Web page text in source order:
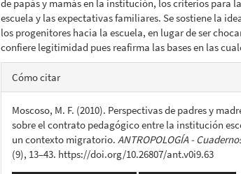
de papás y mamás en la institución, los criterios para
escuela y las expectativas familiares. Se sostiene la
los progenitores hacia la escuela, en lugar de ser
confiere legitimidad pues reafirma las bases en las
Detalles
del
artículo
Cómo citar
Moscoso, M. F. (2010). Perspectivas de padres y
sobre el contrato pedagógico entre la institución
un contexto migratorio.ANTROPOLOGÍA -
(9), 13–43. https://doi.org/10.26807/ant.v0i9.63